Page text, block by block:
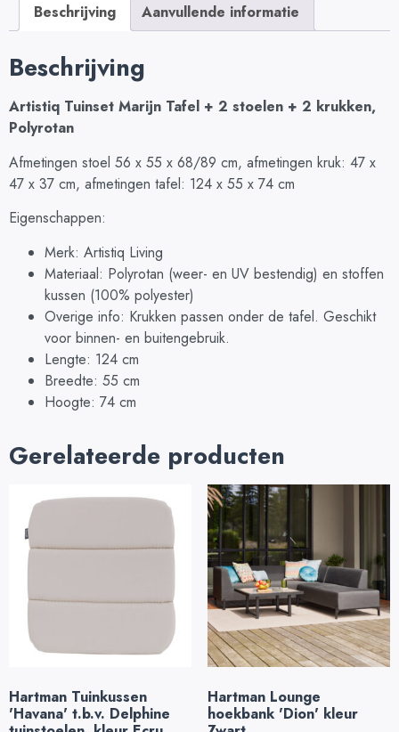
Beschrijving Aanvullende informatie
Beschrijving
Artistiq Tuinset Marijn Tafel + 2 stoelen + 2 krukken,
Polyrotan
Afmetingen stoel 56 x 55 x 68/89 cm, afmetingen kruk: 47 x
47 x 37 cm, afmetingen tafel: 124 x 55 x 74 cm
Eigenschappen:
Merk: Artistiq Living
Materiaal: Polyrotan (weer- en UV bestendig) en stoffen
kussen (100% polyester)
Overige info: Krukken passen onder de tafel. Geschikt
voor binnen- en buitengebruik.
Lengte: 124 cm
Breedte: 55 cm
Hoogte: 74 cm
Gerelateerde producten
Hartman Tuinkussen
'Havana' t.b.v. Delphine
Hartman Lounge
hoekbank 'Dion' kleur